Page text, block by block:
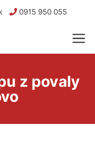
0915 950 055
z povaly